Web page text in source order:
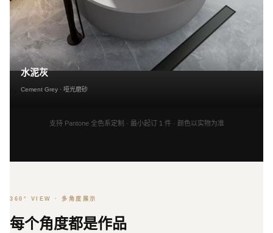
水泥灰
Cement Grey · 哑光磨砂
支持 Pantone 全色系定制 · 最小起订 1 件 · 颜色以实物为准
360° VIEW · 多角度展示
每个角度都是作品